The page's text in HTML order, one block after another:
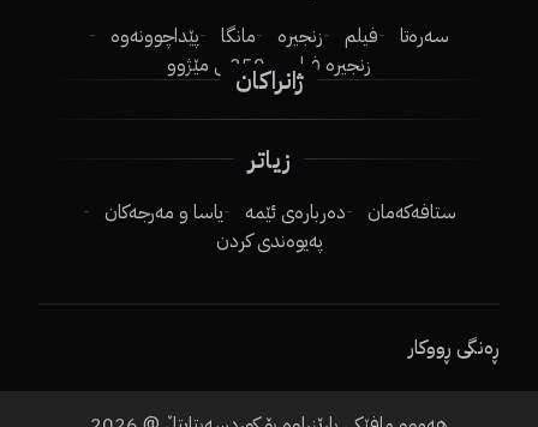
سەرەتا فیلم زنجیرە مانگا
پێداچوونەوە
زنجیرە فیلم
250ـی مێژوو
ژانراکان
زیاتر
ستافەکەمان دەربارەی ئێمە
یاسا و مەرجەکان
پەیوەندی کردن
ڕەنگی ڕووکار